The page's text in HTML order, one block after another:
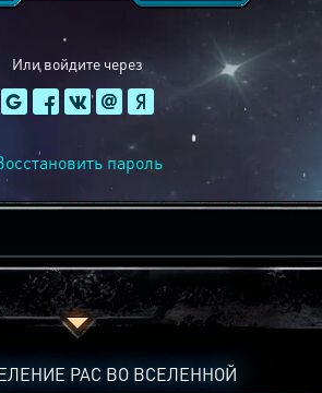
Или войдите через
пароль
РАС ВО ВСЕЛЕННОЙ